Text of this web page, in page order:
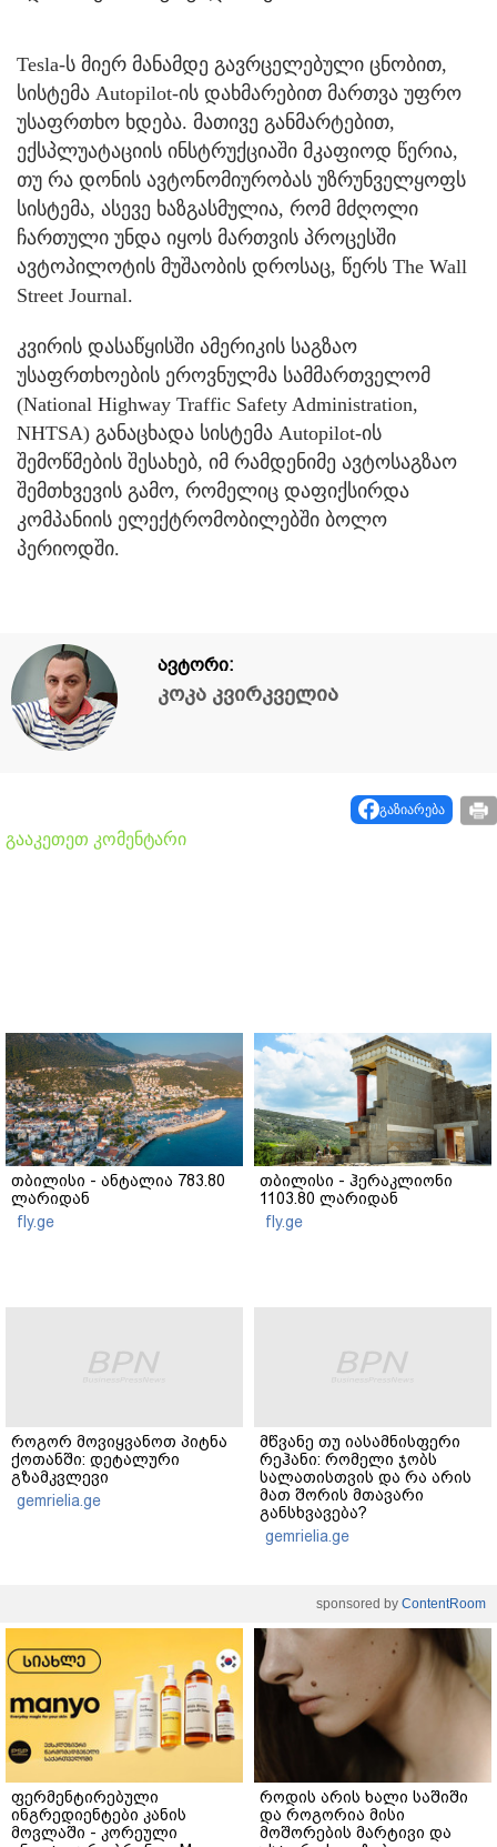
Tesla-ს მიერ მანამდე გავრცელებული ცნობით,
სისტემა Autopilot-ის დახმარებით მართვა უფრო
უსაფრთხო ხდება. მათივე განმარტებით,
ექსპლუატაციის ინსტრუქციაში მკაფიოდ წერია,
თუ რა დონის ავტონომიურობას უზრუნველყოფს
სისტემა, ასევე ხაზგასმულია, რომ მძღოლი
ჩართული უნდა იყოს მართვის პროცესში
ავტოპილოტის მუშაობის დროსაც, წერს The Wall
Street Journal.
კვირის დასაწყისში ამერიკის საგზაო
უსაფრთხოების ეროვნულმა სამმართველომ
(National Highway Traffic Safety Administration,
NHTSA) განაცხადა სისტემა Autopilot-ის
შემოწმების შესახებ, იმ რამდენიმე ავტოსაგზაო
შემთხვევის გამო, რომელიც დაფიქსირდა
კომპანიის ელექტრომობილებში ბოლო
პერიოდში.
ავტორი:
კოკა კვირკველია
გაზიარება
გააკეთეთ კომენტარი
თბილისი - ანტალია 783.80
ლარიდან
fly.ge
თბილისი - ჰერაკლიონი
1103.80 ლარიდან
fly.ge
როგორ მოვიყვანოთ პიტნა
ქოთანში: დეტალური
გზამკვლევი
gemrielia.ge
მწვანე თუ იასამნისფერი
რეჰანი: რომელი ჯობს
სალათისთვის და რა არის
მათ შორის მთავარი
განსხვავება?
gemrielia.ge
sponsored by ContentRoom
ფერმენტირებული
ინგრედიენტები კანის
მოვლაში - კორეული
როდის არის ხალი საშიში
და როგორია მისი
მოშორების მარტივი და